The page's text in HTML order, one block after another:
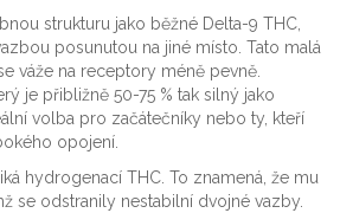
strukturu jako běžné Delta-9 THC,
posunutou na jiné místo. Tato malá
váže na receptory méně pevně.
je přibližně 50-75 % tak silný jako
volba pro začátečníky nebo ty, kteří
opojení.
hydrogenací THC. To znamená, že mu
se odstranily nestabilní dvojné vazby.